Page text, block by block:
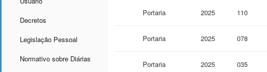
Decretos
Legislação Pessoal
Normativo sobre Diárias
Portaria 2025 110
Portaria 2025 078
Portaria 2025 035